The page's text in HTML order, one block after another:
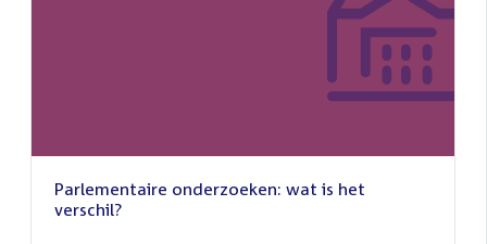
Parlementaire onderzoeken: wat is het
verschil?